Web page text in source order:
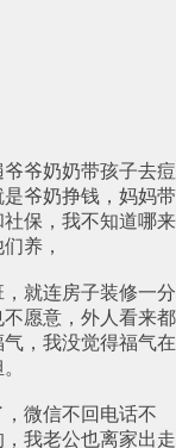
爷奶奶带孩子去痘
爷奶挣钱，妈妈带
保，我不知道哪来
养，
就连房子装修一分
愿意，外人看来都
，我没觉得福气在
微信不回电话不
我老公也离家出走